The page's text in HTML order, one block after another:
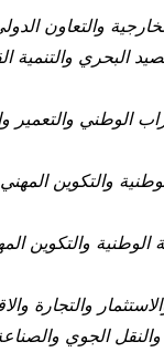
والتعاون
البحري والتنمية
الوطني والتعمير
والتكوين
والتكوين
والتجارة
الجوي والصناعة